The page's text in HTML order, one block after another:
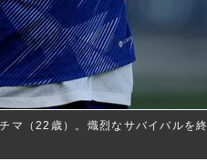
マ（22歳）。熾烈なサバイバルを